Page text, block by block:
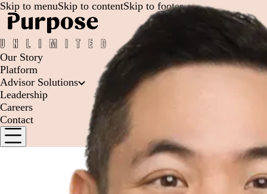
Skip to menuSkip to contentSkip to footer
Our Story
Platform
Advisor Solutions
Leadership
Careers
Contact